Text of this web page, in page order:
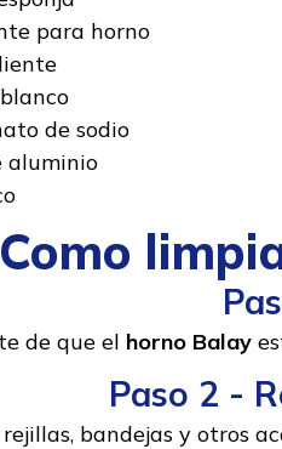
para horno
de sodio
aluminio
Como
de que el horno Balay
Paso 2 -
bandejas y otros